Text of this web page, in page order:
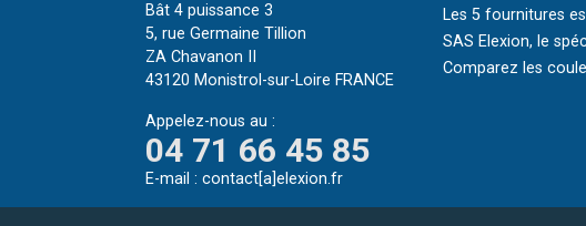
Bât 4 puissance 3
5, rue Germaine Tillion
ZA Chavanon II
43120 Monistrol-sur-Loire FRANCE
Appelez-nous au :
04 71 66 45 85
E-mail : contact[a]elexion.fr
Les 5 fournitures
SAS Elexion, le
Comparez les